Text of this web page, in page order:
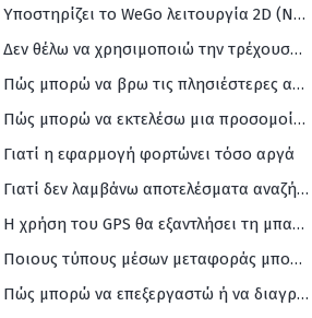
Υποστηρίζει το WeGo λειτουργία 2D (North up)
Δεν θέλω να χρησιμοποιώ την τρέχουσα τοποθεσία μου ως σημείο εκκίνησης της πλοήγησής μου. Πώς μπορώ να την αλλάξω
Πώς μπορώ να βρω τις πλησιέστερες αναχωρήσεις λεωφορείων ή/και τρένων
Πώς μπορώ να εκτελέσω μια προσομοίωση ταξιδιού; Για να προσομοιώσετε ένα ταξίδι στην εφαρμογή, θα πρέπει
Γιατί η εφαρμογή φορτώνει τόσο αργά
Γιατί δεν λαμβάνω αποτελέσματα αναζήτησης
Η χρήση του GPS θα εξαντλήσει τη μπαταρία του τηλεφώνου μου πιο γρήγορα
Ποιους τύπους μέσων μεταφοράς μπορώ να χρησιμοποιήσω με την εφαρμογή HERE WeGo
Πώς μπορώ να επεξεργαστώ ή να διαγράψω συντομεύσεις/shortcuts